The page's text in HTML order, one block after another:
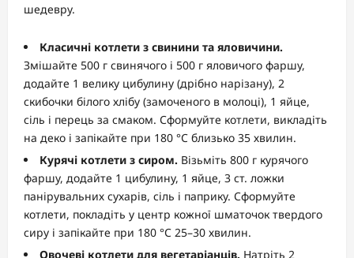
шедевру.
Класичні котлети з свинини та яловичини.
Змішайте 500 г свинячого і 500 г яловичого фаршу,
додайте 1 велику цибулину (дрібно нарізану), 2
скибочки білого хлібу (замоченого в молоці), 1 яйце,
сіль і перець за смаком. Сформуйте котлети, викладіть
на деко і запікайте при 180 °C близько 35 хвилин.
Курячі котлети з сиром. Візьміть 800 г курячого
фаршу, додайте 1 цибулину, 1 яйце, 3 ст. ложки
панірувальних сухарів, сіль і паприку. Сформуйте
котлети, покладіть у центр кожної шматочок твердого
сиру і запікайте при 180 °C 25–30 хвилин.
Овочеві котлети для вегетаріанців. Натріть 2